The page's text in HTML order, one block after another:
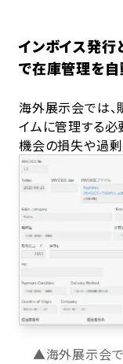
インボイス発
で在庫管理を
海外展示会では
イムに管理する必
機会の損失や過剰
▲海外展示会で